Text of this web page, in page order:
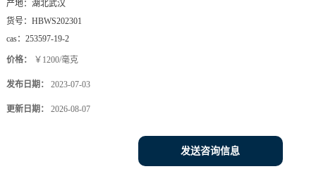
产地： 湖北武汉
货号： HBWS202301
cas： 253597-19-2
价格： ￥1200/毫克
发布日期： 2023-07-03
更新日期： 2026-08-07
发送咨询信息